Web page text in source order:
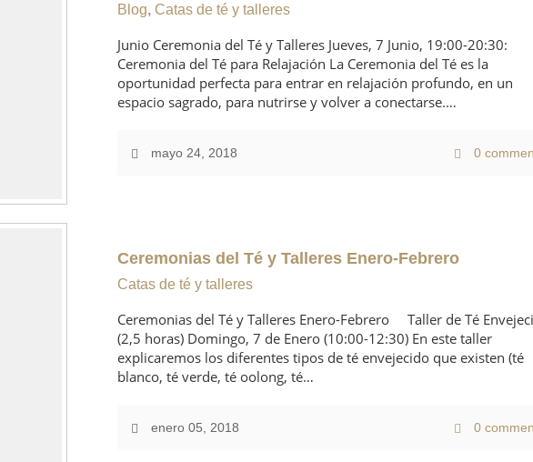
Blog, Catas de té y talleres
Junio Ceremonia del Té y Talleres Jueves, 7 Junio, 19:00-20:30:
Ceremonia del Té para Relajación La Ceremonia del Té es la
oportunidad perfecta para entrar en relajación profundo, en un
espacio sagrado, para nutrirse y volver a conectarse.…
mayo 24, 2018 0
Ceremonias del Té y Talleres Enero-Febrero
Catas de té y talleres
Ceremonias del Té y Talleres Enero-Febrero Taller de Té
(2,5 horas) Domingo, 7 de Enero (10:00-12:30) En este taller
explicaremos los diferentes tipos de té envejecido que existen (té
blanco, té verde, té oolong, té…
enero 05, 2018 0